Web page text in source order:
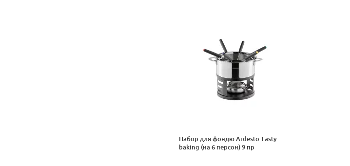
Набор для фондю Ardesto Tasty
baking (на 6 персон) 9 пр